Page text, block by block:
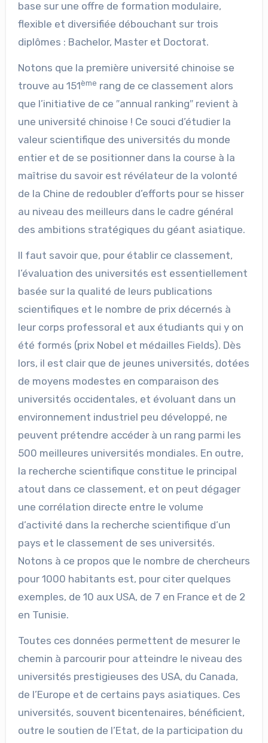
base sur une offre de formation modulaire,
flexible et diversifiée débouchant sur trois
diplômes : Bachelor, Master et Doctorat.
Notons que la première université chinoise se
trouve au 151ème rang de ce classement alors
que l’initiative de ce ″annual ranking″ revient à
une université chinoise ! Ce souci d’étudier la
valeur scientifique des universités du monde
entier et de se positionner dans la course à la
maîtrise du savoir est révélateur de la volonté
de la Chine de redoubler d’efforts pour se hisser
au niveau des meilleurs dans le cadre général
des ambitions stratégiques du géant asiatique.
Il faut savoir que, pour établir ce classement,
l’évaluation des universités est essentiellement
basée sur la qualité de leurs publications
scientifiques et le nombre de prix décernés à
leur corps professoral et aux étudiants qui y on
été formés (prix Nobel et médailles Fields). Dès
lors, il est clair que de jeunes universités, dotées
de moyens modestes en comparaison des
universités occidentales, et évoluant dans un
environnement industriel peu développé, ne
peuvent prétendre accéder à un rang parmi les
500 meilleures universités mondiales. En outre,
la recherche scientifique constitue le principal
atout dans ce classement, et on peut dégager
une corrélation directe entre le volume
d’activité dans la recherche scientifique d’un
pays et le classement de ses universités.
Notons à ce propos que le nombre de chercheurs
pour 1000 habitants est, pour citer quelques
exemples, de 10 aux USA, de 7 en France et de 2
en Tunisie.
Toutes ces données permettent de mesurer le
chemin à parcourir pour atteindre le niveau des
universités prestigieuses des USA, du Canada,
de l’Europe et de certains pays asiatiques. Ces
universités, souvent bicentenaires, bénéficient,
outre le soutien de l’Etat, de la participation du